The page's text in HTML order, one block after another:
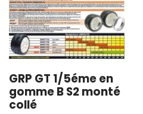
GRP GT 1/5éme en
gomme B S2 monté
collé